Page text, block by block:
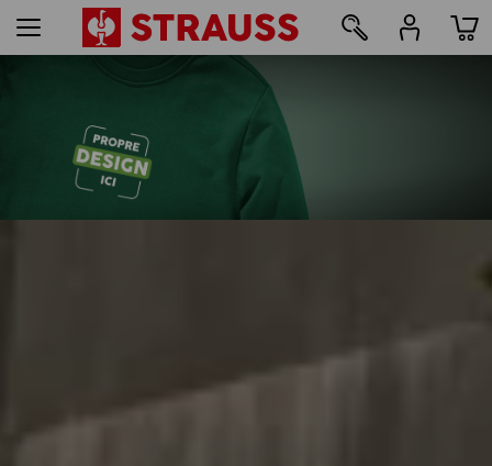
Impression & broderie - à partir de 1 pièce
167